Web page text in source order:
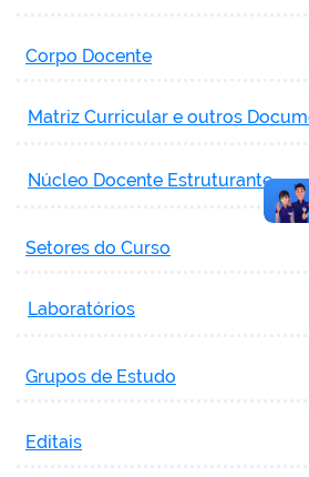
Corpo Docente
Matriz Curricular e outros
Núcleo Docente Estruturante
Setores do Curso
Laboratórios
Grupos de Estudo
Editais